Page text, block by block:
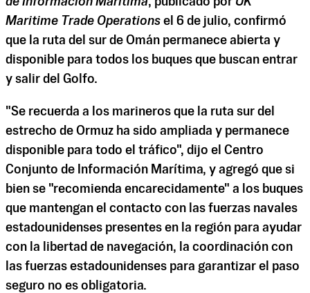
Maritime Trade Operations el 6 de julio, confirmó
que la ruta del sur de Omán permanece abierta y
disponible para todos los buques que buscan entrar
y salir del Golfo.
"Se recuerda a los marineros que la ruta sur del
estrecho de Ormuz ha sido ampliada y permanece
disponible para todo el tráfico", dijo el Centro
Conjunto de Información Marítima, y ​​agregó que si
bien se "recomienda encarecidamente" a los buques
que mantengan el contacto con las fuerzas navales
estadounidenses presentes en la región para ayudar
con la libertad de navegación, la coordinación con
las fuerzas estadounidenses para garantizar el paso
seguro no es obligatoria.